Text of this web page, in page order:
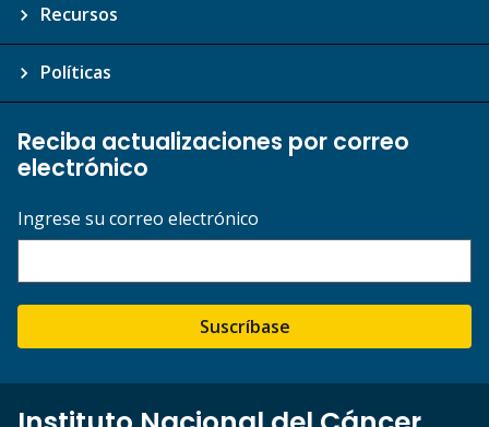
Recursos
Políticas
Reciba actualizaciones por correo
electrónico
Ingrese su correo electrónico
Suscríbase